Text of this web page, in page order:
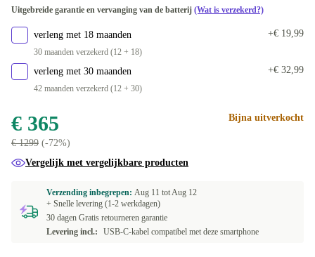
Uitgebreide garantie en vervanging van de batterij (Wat is verzekerd?)
verleng met 18 maanden
30 maanden verzekerd (12 + 18)
+€ 19,99
verleng met 30 maanden
42 maanden verzekerd (12 + 30)
+€ 32,99
€ 365
€ 1299 (-72%)
Bijna uitverkocht
Vergelijk met vergelijkbare producten
Verzending inbegrepen: Aug 11 totAug 12
+ Snelle levering (1-2 werkdagen)
30 dagen Gratis retourneren garantie
Levering incl.:
USB-C-kabel compatibel met deze smartphone